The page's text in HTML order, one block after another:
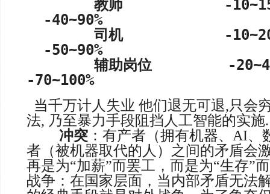
教师 -
-40~90%
司机 -
-50~90%
辅助岗位 -
-70~100%
当千万计人失业 他们退无可退,只会
法, 乃至暴力手段阻挡人
冲突 ：有产者（拥有机器、AI、
者（被机器取代的人）之间的矛盾会
再是为“加薪”而罢工，而是为“生存”
战争：在国家层面，当内部矛盾无法